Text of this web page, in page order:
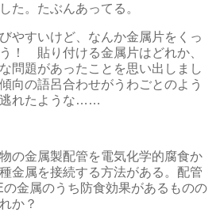
た。たぶんあってる。
やすいけど、なんか金属片をくっ
！ 貼り付ける金属片はどれか、
問題があったことを思い出しまし
向の語呂合わせがうわごとのよう
逃れたような……
の金属製配管を電気化学的腐食か
金属を接続する方法がある。配管
金属のうち防食効果があるものの
か？